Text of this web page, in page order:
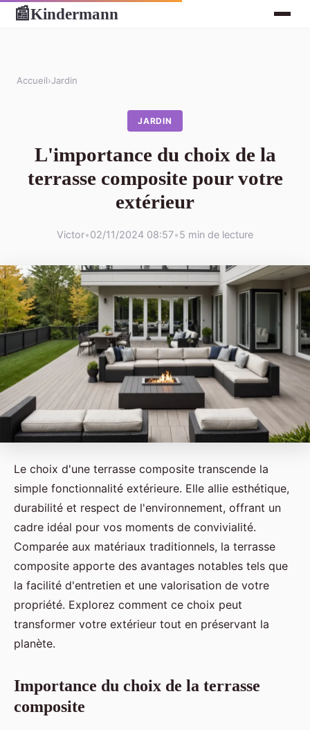
📰Kindermann
Accueil›Jardin
JARDIN
L'importance du choix de la
terrasse composite pour votre
extérieur
Victor•02/11/2024 08:57•5 min de lecture
Le choix d'une terrasse composite transcende la
simple fonctionnalité extérieure. Elle allie esthétique,
durabilité et respect de l'environnement, offrant un
cadre idéal pour vos moments de convivialité.
Comparée aux matériaux traditionnels, la terrasse
composite apporte des avantages notables tels que
la facilité d'entretien et une valorisation de votre
propriété. Explorez comment ce choix peut
transformer votre extérieur tout en préservant la
planète.
Importance du choix de la terrasse
composite